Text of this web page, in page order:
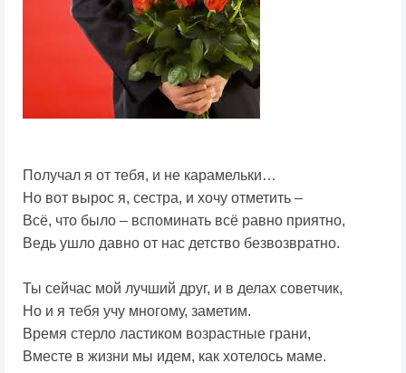
Получал я от тебя, и не карамельки…
Но вот вырос я, сестра, и хочу отметить –
Всё, что было – вспоминать всё равно приятно,
Ведь ушло давно от нас детство безвозвратно.
Ты сейчас мой лучший друг, и в делах советчик,
Но и я тебя учу многому, заметим.
Время стерло ластиком возрастные грани,
Вместе в жизни мы идем, как хотелось маме.